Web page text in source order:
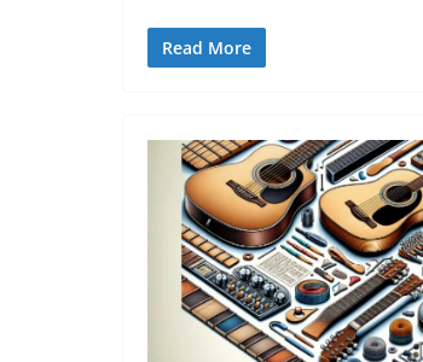
Read More